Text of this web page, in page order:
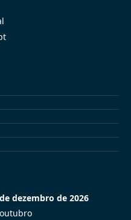
dezembro de 2026